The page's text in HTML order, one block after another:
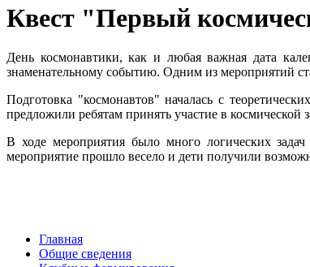
Квест "Первый
День космонавтики, как и любая важная дата
знаменательному событию. Одним из мероприятий
Подготовка "космонавтов" началась с
предложили ребятам принять участие в космической
В ходе мероприятия было много логических
мероприятие прошло весело и дети получили
Главная
Общие сведения